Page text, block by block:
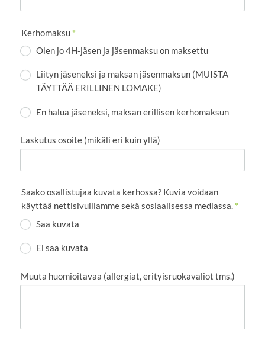
Kerhomaksu*
Olen jo 4H-jäsen ja jäsenmaksu on maksettu
Liityn jäseneksi ja maksan jäsenmaksun (MUISTA
TÄYTTÄÄ ERILLINEN LOMAKE)
En halua jäseneksi, maksan erillisen kerhomaksun
Laskutus osoite (mikäli eri kuin yllä)
Saako osallistujaa kuvata kerhossa? Kuvia voidaan
käyttää nettisivuillamme sekä sosiaalisessa mediassa.*
Saa kuvata
Ei saa kuvata
Muuta huomioitavaa (allergiat, erityisruokavaliot tms.)